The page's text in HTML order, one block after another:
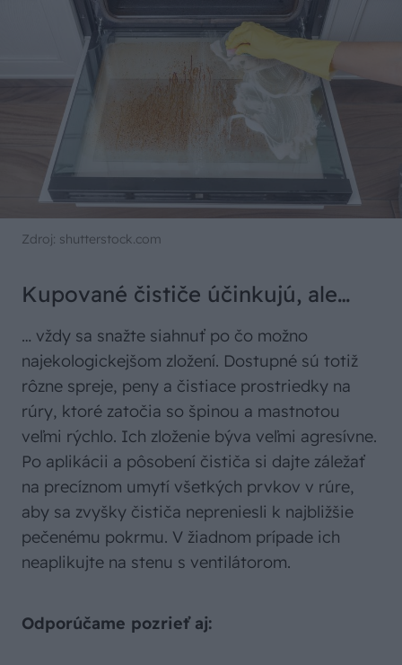
Zdroj: shutterstock.com
Kupované čističe účinkujú, ale…
… vždy sa snažte siahnuť po čo možno
najekologickejšom zložení. Dostupné sú totiž
rôzne spreje, peny a čistiace prostriedky na
rúry, ktoré zatočia so špinou a mastnotou
veľmi rýchlo. Ich zloženie býva veľmi agresívne.
Po aplikácii a pôsobení čističa si dajte záležať
na precíznom umytí všetkých prvkov v rúre,
aby sa zvyšky čističa nepreniesli k najbližšie
pečenému pokrmu. V žiadnom prípade ich
neaplikujte na stenu s ventilátorom.
Odporúčame pozrieť aj: